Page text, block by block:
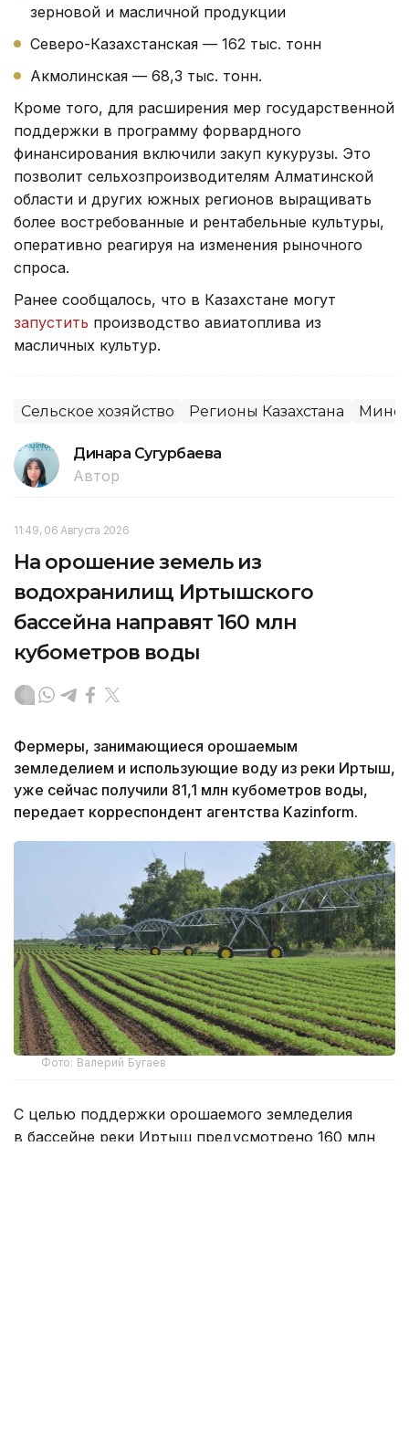
зерновой и масличной продукции
Северо-Казахстанская — 162 тыс. тонн
Акмолинская — 68,3 тыс. тонн.
Кроме того, для расширения мер государственной
поддержки в программу форвардного
финансирования включили закуп кукурузы. Это
позволит сельхозпроизводителям Алматинской
области и других южных регионов выращивать
более востребованные и рентабельные культуры,
оперативно реагируя на изменения рыночного
спроса.
Ранее сообщалось, что в Казахстане могут
запустить производство авиатоплива из
масличных культур.
Сельское хозяйство Регионы Казахстана
Динара Сугурбаева
Автор
11:49, 06 Августа 2026
На орошение земель из
водохранилищ Иртышского
бассейна направят 160 млн
кубометров воды
Фермеры, занимающиеся орошаемым
земледелием и использующие воду из реки Иртыш,
уже сейчас получили 81,1 млн кубометров воды,
передает корреспондент агентства Kazinform.
Фото: Валерий Бугаев
С целью поддержки орошаемого земледелия
в бассейне реки Иртыш предусмотрено 160 млн